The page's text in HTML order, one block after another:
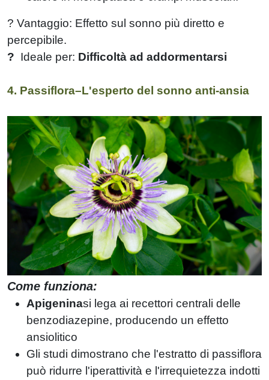
? Vantaggio: Effetto sul sonno più diretto e
percepibile.
? Ideale per: Difficoltà ad addormentarsi
4. Passiflora–L'esperto del sonno anti-ansia
Come funziona:
Apigeninasi lega ai recettori centrali delle
benzodiazepine, producendo un effetto
ansiolitico
Gli studi dimostrano che l'estratto di passiflora
può ridurre l'iperattività e l'irrequietezza indotti